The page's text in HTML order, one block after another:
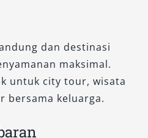
dan destinasi
maksimal.
untuk city tour, wisata
bersama keluarga.